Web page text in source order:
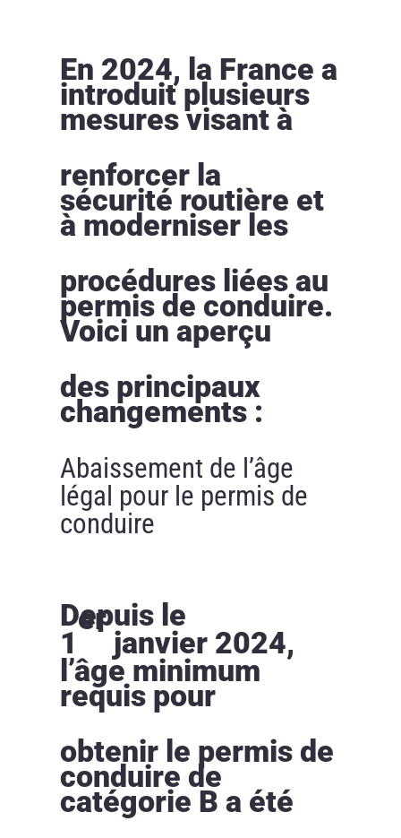
En 2024, la France a
introduit plusieurs
mesures visant à
renforcer la
sécurité routière et
à moderniser les
procédures liées au
permis de conduire.
Voici un aperçu
des principaux
changements :
Abaissement de l’âge
légal pour le permis de
conduire
Depuis le
1
er
janvier 2024,
l’âge minimum
requis pour
obtenir le permis de
conduire de
catégorie B a été